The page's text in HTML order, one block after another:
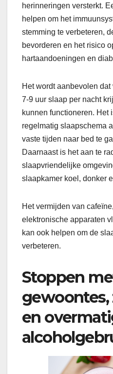
herinneringen versterkt.
helpen om het
stemming te verbeteren,
bevorderen en het risico
hartaandoeningen en
Het wordt aanbevolen
7-9 uur slaap per nacht
kunnen functioneren. Het
regelmatig slaapschema
vaste tijden naar bed te
Daarnaast is het aan te
slaapvriendelijke
slaapkamer koel, donker
Het vermijden van
elektronische apparaten
kan ook helpen om de
verbeteren.
Stoppen
gewoontes,
en